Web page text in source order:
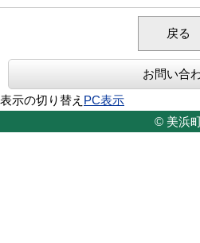
戻る
お問い合
表示の切り替え PC表示
© 美浜